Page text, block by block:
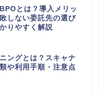
とは？導入メリッ
敗しない委託先の選び
りやすく解説
ングとは？スキャナ
や利用手順・注意点